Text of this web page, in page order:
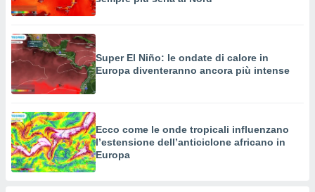
Super El Niño: le ondate di calore in
Europa diventeranno ancora più intense
Ecco come le onde tropicali influenzano
l’estensione dell’anticiclone africano in
Europa